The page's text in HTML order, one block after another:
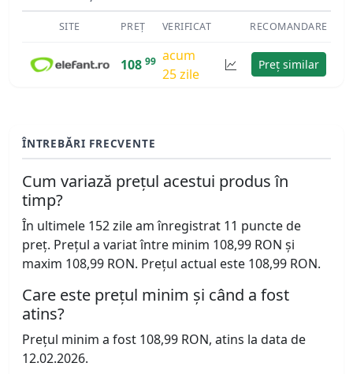
SITE PREȚ VERIFICAT RECOMANDARE
108 99 acum
25 zile
Preț similar
ÎNTREBĂRI FRECVENTE
Cum variază prețul acestui produs în
timp?
În ultimele 152 zile am înregistrat 11 puncte de
preț. Prețul a variat între minim 108,99 RON și
maxim 108,99 RON. Prețul actual este 108,99 RON.
Care este prețul minim și când a fost
atins?
Prețul minim a fost 108,99 RON, atins la data de
12.02.2026.